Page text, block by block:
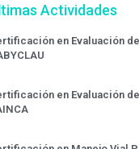
Actividades
en Evaluación
en Evaluación